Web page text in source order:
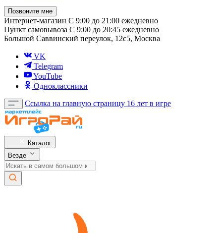
Позвоните мне
Интернет-магазин С 9:00 до 21:00 ежедневно
Пункт самовывоза С 9:00 до 20:45 ежедневно
Большой Саввинский переулок, 12с5, Москва
VK
Telegram
YouTube
Одноклассники
Ссылка на главную страницу 16 лет в игре
Каталог
Везде